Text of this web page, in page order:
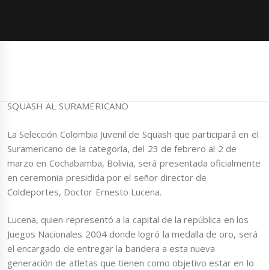
SQUASH AL SURAMERICANO
La Selección Colombia Juvenil de Squash que participará en el
Suramericano de la categoría, del 23 de febrero al 2 de
marzo en Cochabamba, Bolivia, será presentada oficialmente
en ceremonia presidida por el señor director de
Coldeportes, Doctor Ernesto Lucena.
Lucena, quien representó a la capital de la república en los
Juegos Nacionales 2004 donde logró la medalla de oro, será
el encargado de entregar la bandera a esta nueva
generación de atletas que tienen como objetivo estar en lo